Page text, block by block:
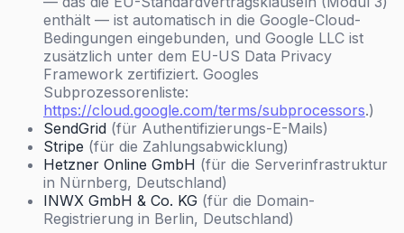
enthält — ist automatisch in die Google-Cloud-
Bedingungen eingebunden, und Google LLC ist
zusätzlich unter dem EU-US Data Privacy
Framework zertifiziert. Googles
Subprozessorenliste:
https://cloud.google.com/terms/subprocessors.)
SendGrid (für Authentifizierungs-E-Mails)
Stripe (für die Zahlungsabwicklung)
Hetzner Online GmbH (für die Serverinfrastruktur
in Nürnberg, Deutschland)
INWX GmbH & Co. KG (für die Domain-
Registrierung in Berlin, Deutschland)